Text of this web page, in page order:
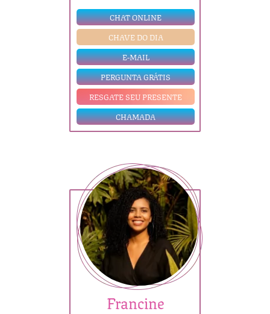
CHAT ONLINE
CHAVE DO DIA
E-MAIL
PERGUNTA GRÁTIS
RESGATE SEU PRESENTE
CHAMADA
Francine